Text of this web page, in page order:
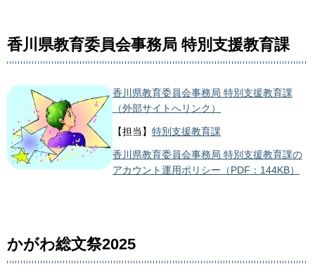
香川県教育委員会事務局 特別支援教育課
香川県教育委員会事務局 特別支援教育課
（外部サイトへリンク）
【担当】 特別支援教育課
香川県教育委員会事務局 特別支援教育課の
アカウント運用ポリシー（PDF：144KB）
かがわ総文祭2025